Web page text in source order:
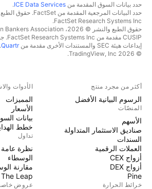
حدد بيانات السوق المقدمة من ICE Data Services
.
FactSet Research Systems Inc.
CUSIP مقدمة من FactSet Research Systems Inc. جميع الحقوق محفوظة.
إيداعات هيئة SEC والمستندات الأخرى مقدمة من
Quartr
.
© 2026 TradingView, Inc.
أكثر من مجرد منتج
الرسوم البيانية الأفضل
المنصّات
الأسهم
صناديق الاستثمار المتداولة
السندات
العملات الرقمية
أزواج CEX
أزواج DEX
Pine
خرائط الحرارة
الأدوات
المميزات
الأسعار
بيانات
خطط
تداول
نظرة عامة
الوسطاء
مقارنة
The Leap
عروض